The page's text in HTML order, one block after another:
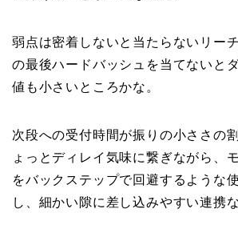
弱点は密着しないと当たらないリー
の最後ハードバッシュを当てないと
値も小さいところかな。
次段への受付時間が振りの小ささの
ょっとディレイ気味に繋ぎながら、
をバックステップで回避するような
し、細かい隙に差し込みやすい連携な